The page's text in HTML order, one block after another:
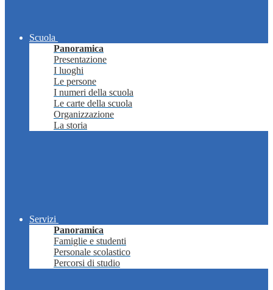
Scuola
Panoramica
Presentazione
I luoghi
Le persone
I numeri della scuola
Le carte della scuola
Organizzazione
La storia
Servizi
Panoramica
Famiglie e studenti
Personale scolastico
Percorsi di studio